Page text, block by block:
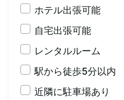
ホテル出張可能
自宅出張可能
レンタルルーム
駅から徒歩5分以内
近隣に駐車場あり